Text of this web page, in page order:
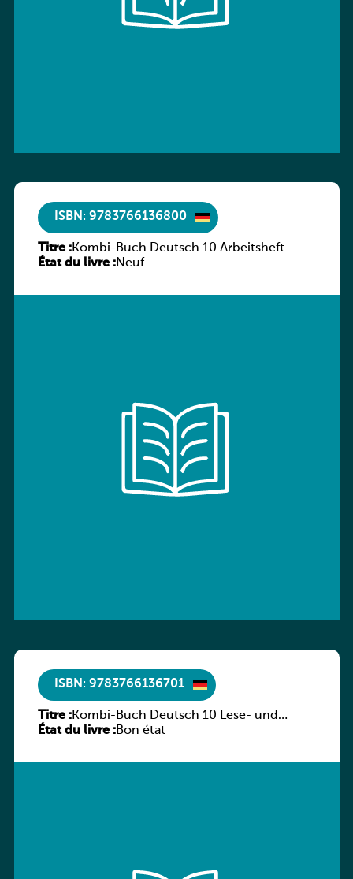
ISBN: 9783766136800
Titre :Kombi-Buch Deutsch 10 Arbeitsheft
État du livre :Neuf
ISBN: 9783766136701
Titre :Kombi-Buch Deutsch 10 Lese- und
Sprachbuch
État du livre :Bon état